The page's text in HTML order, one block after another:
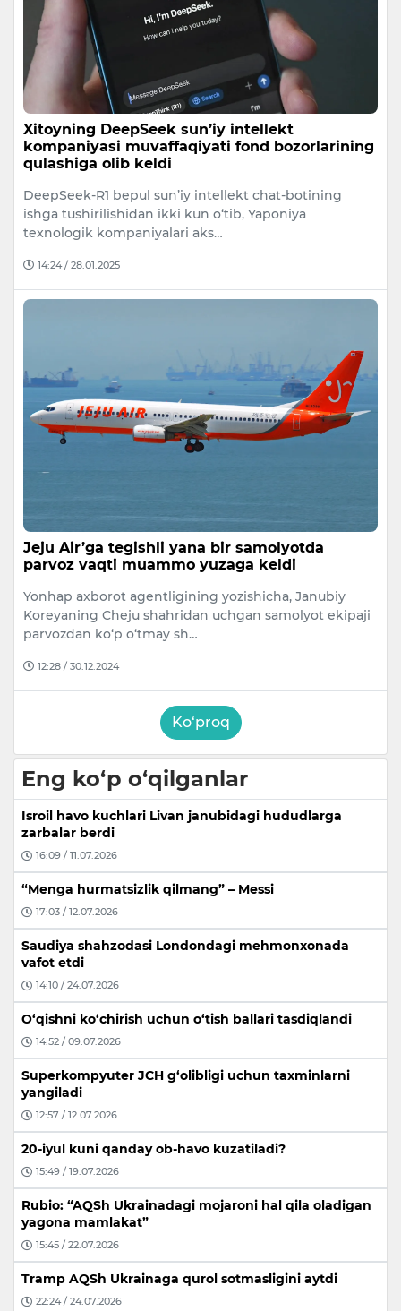
Xitoyning DeepSeek sun’iy intellekt
kompaniyasi muvaffaqiyati fond bozorlarining
qulashiga olib keldi
DeepSeek-R1 bepul sun’iy intellekt chat-botining
ishga tushirilishidan ikki kun o‘tib, Yaponiya
texnologik kompaniyalari aks…
14:24 / 28.01.2025
Jeju Air’ga tegishli yana bir samolyotda
parvoz vaqti muammo yuzaga keldi
Yonhap axborot agentligining yozishicha, Janubiy
Koreyaning Cheju shahridan uchgan samolyot ekipaji
parvozdan ko‘p o‘tmay sh…
12:28 / 30.12.2024
Ko‘proq
Eng ko‘p o‘qilganlar
Isroil havo kuchlari Livan janubidagi hududlarga
zarbalar berdi
16:09 / 11.07.2026
“Menga hurmatsizlik qilmang” – Messi
17:03 / 12.07.2026
Saudiya shahzodasi Londondagi mehmonxonada
vafot etdi
14:10 / 24.07.2026
O‘qishni ko‘chirish uchun o‘tish ballari tasdiqlandi
14:52 / 09.07.2026
Superkompyuter JCH g‘olibligi uchun taxminlarni
yangiladi
12:57 / 12.07.2026
20-iyul kuni qanday ob-havo kuzatiladi?
15:49 / 19.07.2026
Rubio: “AQSh Ukrainadagi mojaroni hal qila oladigan
yagona mamlakat”
15:45 / 22.07.2026
Tramp AQSh Ukrainaga qurol sotmasligini aytdi
22:24 / 24.07.2026